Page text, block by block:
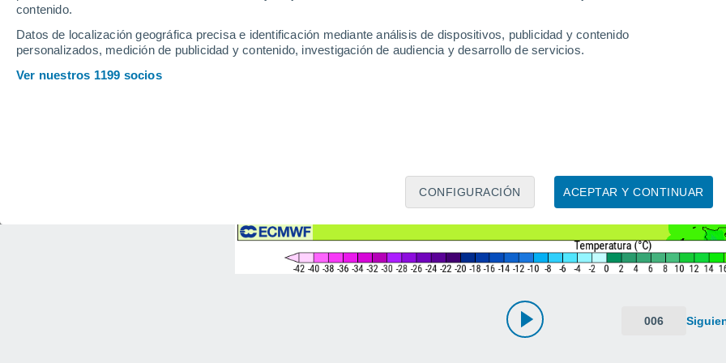
contenido.
Datos de localización geográfica precisa e identificación mediante análisis de dispositivos, publicidad y contenido
personalizados, medición de publicidad y contenido, investigación de audiencia y desarrollo de servicios.
Ver nuestros 1199 socios
ACEPTAR Y CONTINUAR
CONFIGURACIÓN
006